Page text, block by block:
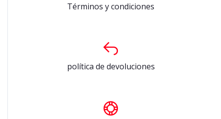
Términos y condiciones
política de devoluciones